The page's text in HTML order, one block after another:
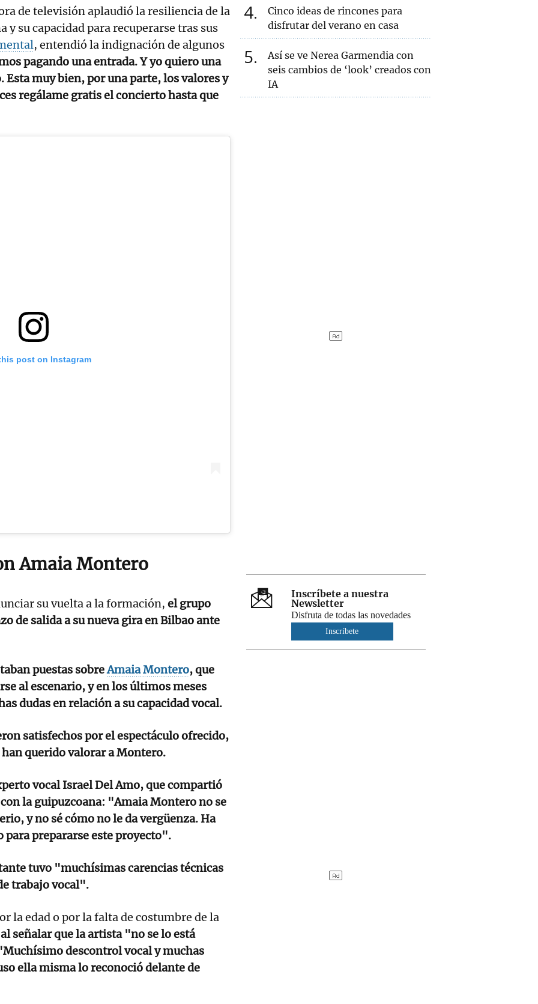
de televisión aplaudió la resiliencia de la
y su capacidad para recuperarse tras sus
, entendió la indignación de algunos
pagando una entrada. Y yo quiero una
Esta muy bien, por una parte, los valores y
regálame gratis el concierto hasta que
post on Instagram
Amaia Montero
su vuelta a la formación, el grupo
de salida a su nueva gira en Bilbao ante
puestas sobreAmaia Montero, que
al escenario, y en los últimos meses
dudas en relación a su capacidad vocal.
satisfechos por el espectáculo ofrecido,
querido valorar a Montero.
vocal Israel Del Amo, que compartió
la guipuzcoana: "Amaia Montero no se
y no sé cómo no le da vergüenza. Ha
para prepararse este proyecto".
tuvo "muchísimas carencias técnicas
trabajo vocal".
la edad o por la falta de costumbre de la
señalar que la artista "no se lo está
descontrol vocal y muchas
ella misma lo reconoció delante de
4
Cinco ideas de rincones para
disfrutar del verano en casa
5
Así se ve Nerea Garmendia con
seis cambios de ‘look’ creados con
IA
Inscríbete a nuestra
Newsletter
Disfruta de todas las novedades
Inscríbete